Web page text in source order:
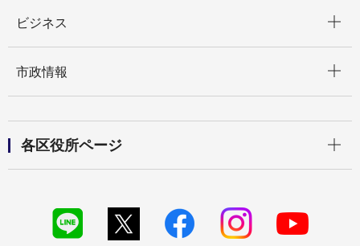
ビジネス
市政情報
各区役所ページ